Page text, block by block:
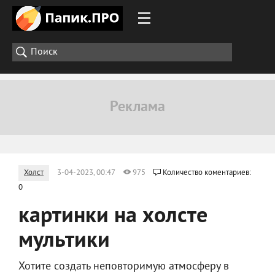
Холст 3-04-2023, 00:47 975
Количество коментариев:
0
картинки на холсте
мультики
Хотите создать неповторимую атмосферу в